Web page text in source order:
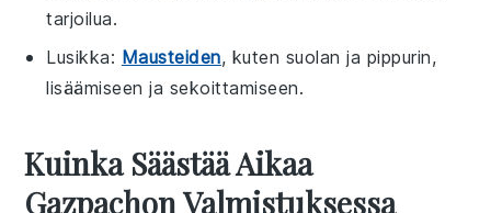
tarjoilua.
Lusikka: Mausteiden, kuten suolan ja pippurin,
lisäämiseen ja sekoittamiseen.
Kuinka Säästää Aikaa
Gazpachon Valmistuksessa